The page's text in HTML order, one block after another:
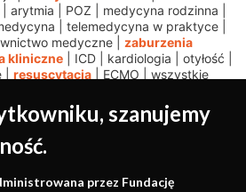
szanujemy
przez Fundację
arytmia POZ medycyna rodzinna
telemedycyna w praktyce
medyczne
zaburzenia
kliniczne| ICD| kardiologia otyłość
resuscytacja ECMO wszystkie
oparta na